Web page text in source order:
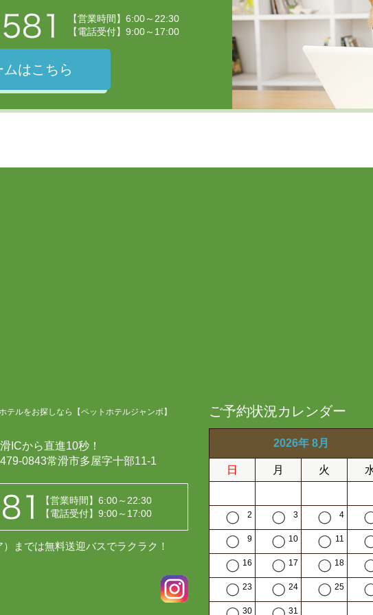
【営業時間】6:00～22:30
【電話受付】9:00～17:00
はこちら
ルをお探しなら【ペットホテルジャンボ】
ICから直進10秒！
0843常滑市多屋字十部11-1
【営業時間】6:00～22:30
【電話受付】9:00～17:00
までは無料送迎バスでラクラク！
ご予約状況カレンダー
2026年 8月
日 月 火
2 3 4
9 10 11
16 17 18
23 24 25
30 31